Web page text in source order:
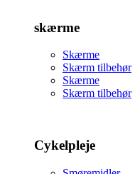
skærme
Skærme
Skærm tilbehør
Skærme
Skærm tilbehør
Cykelpleje